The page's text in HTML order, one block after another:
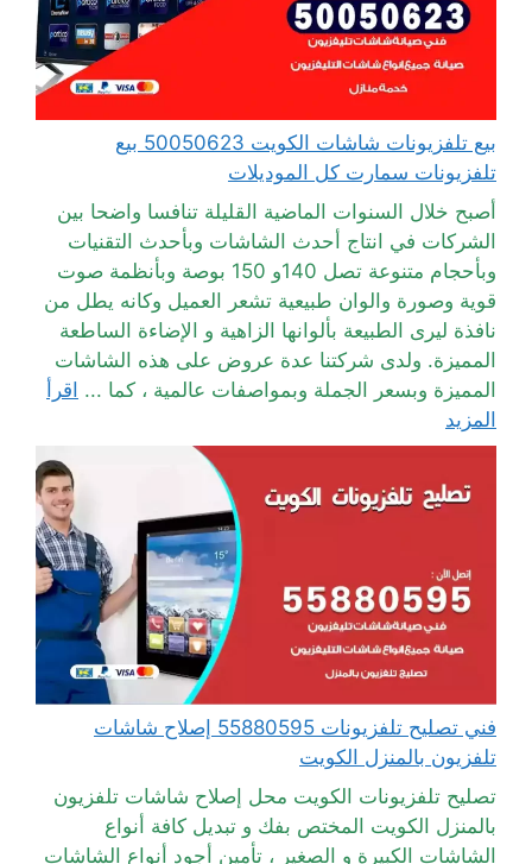
بيع تلفزيونات شاشات الكويت 50050623 بيع
تلفزيونات سمارت كل الموديلات
أصبح خلال السنوات الماضية القليلة تنافسا واضحا بين
الشركات في انتاج أحدث الشاشات وبأحدث التقنيات
وبأحجام متنوعة تصل 140و 150 بوصة وبأنظمة صوت
قوية وصورة والوان طبيعية تشعر العميل وكانه يطل من
نافذة ليرى الطبيعة بألوانها الزاهية و الإضاءة الساطعة
المميزة. ولدى شركتنا عدة عروض على هذه الشاشات
المميزة وبسعر الجملة وبمواصفات عالمية ، كما ... اقرأ
المزيد
فني تصليح تلفزيونات 55880595 إصلاح شاشات
تلفزيون بالمنزل الكويت
تصليح تلفزيونات الكويت محل إصلاح شاشات تلفزيون
بالمنزل الكويت المختص بفك و تبديل كافة أنواع
الشاشات الكبيرة و الصغير ، تأمين أجود أنواع الشاشات